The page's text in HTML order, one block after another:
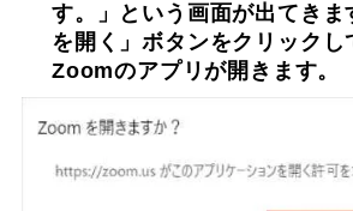
す。」という画面が出てき
を開く」ボタンをクリックし
Zoomのアプリが開きます。